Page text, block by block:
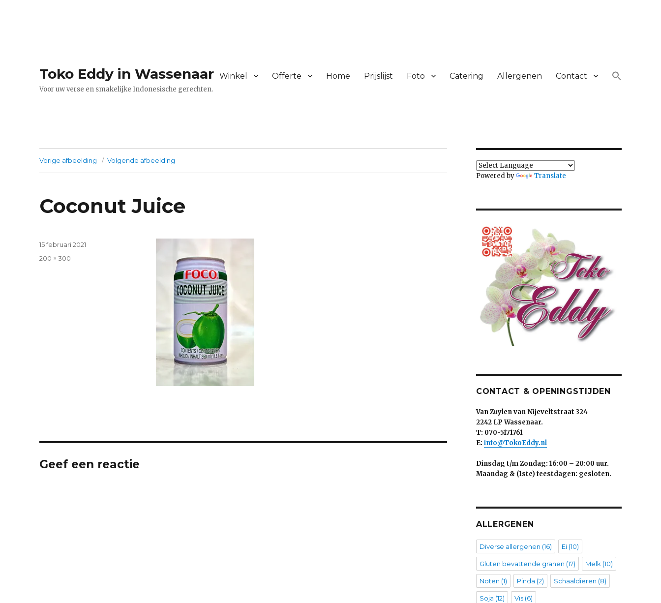
Toko Eddy in Wassenaar
Voor uw verse en smakelijke Indonesische gerechten.
Winkel Offerte Home Prijslijst Foto Catering Allergenen Contact
Vorige afbeelding Volgende afbeelding
Coconut Juice
Geplaatst
15 februari 2021
Volledige
200 × 300
Geef een reactie
Powered by Translate
CONTACT & OPENINGSTIJDEN
Van Zuylen van Nijeveltstraat 324
2242 LP Wassenaar.
T: 070-5171761
E: info@TokoEddy.nl
Dinsdag t/m Zondag: 16:00 – 20:00 uur.
Maandag & (1ste) feestdagen: gesloten.
ALLERGENEN
Diverse allergenen (16) Ei(10)
Gluten bevattende granen (17) Melk(10)
Noten (1) Pinda (2) Schaaldieren (8)
Soja (12) Vis(6)